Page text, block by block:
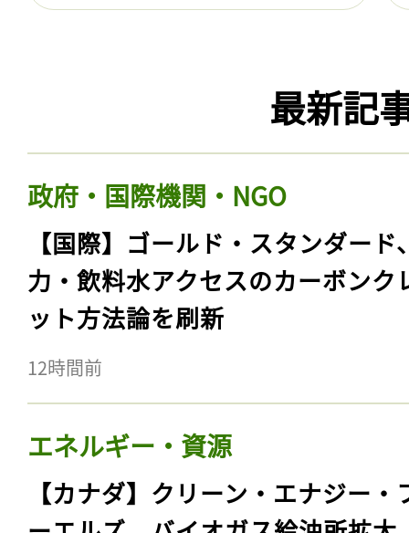
最新記
政府・国際機関・NGO
【国際】ゴールド・スタンダード
力・飲料水アクセスのカーボンク
ット方法論を刷新
12時間前
エネルギー・資源
【カナダ】クリーン・エナジー・